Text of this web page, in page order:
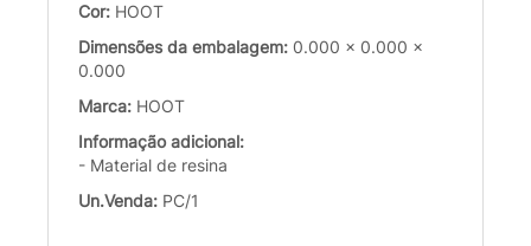
Cor: HOOT
Dimensões da embalagem: 0.000 x 0.000 x
0.000
Marca: HOOT
Informação adicional:
- Material de resina
Un.Venda: PC/1